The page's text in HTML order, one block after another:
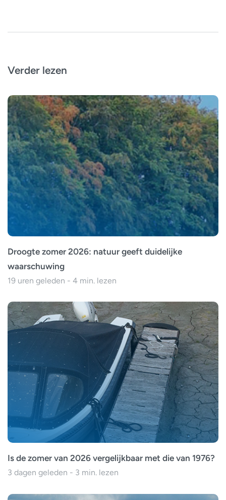
Verder lezen
Droogte zomer 2026: natuur geeft duidelijke
waarschuwing
19 uren geleden - 4 min. lezen
Is de zomer van 2026 vergelijkbaar met die van 1976?
3 dagen geleden - 3 min. lezen